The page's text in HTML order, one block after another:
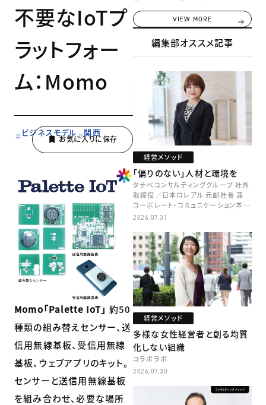
不要なIoTプ
ラットフォー
ム：Momo
ビジネスモデル 関西
Momo「Palette IoT」 約50
種類の組み替えセンサー、送
信用無線基板、受信用無線
基板、ウェブアプリのキット。
センサーと送信用無線基板
を組み合わせ、必要な場所
VIEW MORE
編集部オススメ記事
経営メソッド
「偏りのない」人材と環境を
タナベコンサルティンググループ 社外
取締役／日本ロレアル 元副社長 兼
コーポレート・コミュニケーション本部
本部長／キャリアコンサルタント 井村
2026.07.31
経営メソッド
多様な女性経営者と創る均質
化しない組織
コラボラボ
2026.07.30